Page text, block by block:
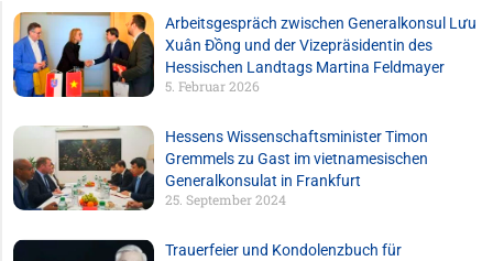
Arbeitsgespräch zwischen Generalkonsul Lưu
Xuân Đồng und der Vizepräsidentin des
Hessischen Landtags Martina Feldmayer
5. Februar 2026
Hessens Wissenschaftsminister Timon
Gremmels zu Gast im vietnamesischen
Generalkonsulat in Frankfurt
25. September 2024
Trauerfeier und Kondolenzbuch für